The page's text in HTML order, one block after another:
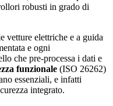
robusti in grado di
vetture elettriche e a guida
e ogni
che pre-processa i dati e
funzionale (ISO 26262)
essenziali, e infatti
integrato.